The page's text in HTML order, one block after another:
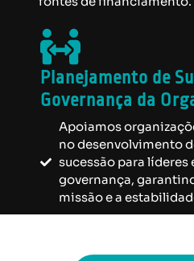
Planejamento de
Governança da
Apoiamos
no desenvolvimento
sucessão para
governança,
missão e a